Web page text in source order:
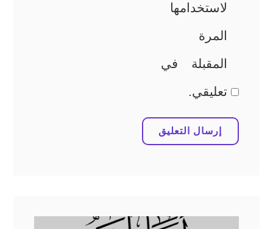
لاستخدامها
المرة
المقبلة في
تعليقي.